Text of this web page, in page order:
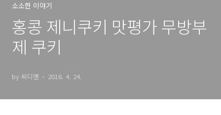
소소한 이야기
홍콩 제니쿠키 맛평가 무방부
제 쿠키
by 씨디맨 2016. 4. 24.